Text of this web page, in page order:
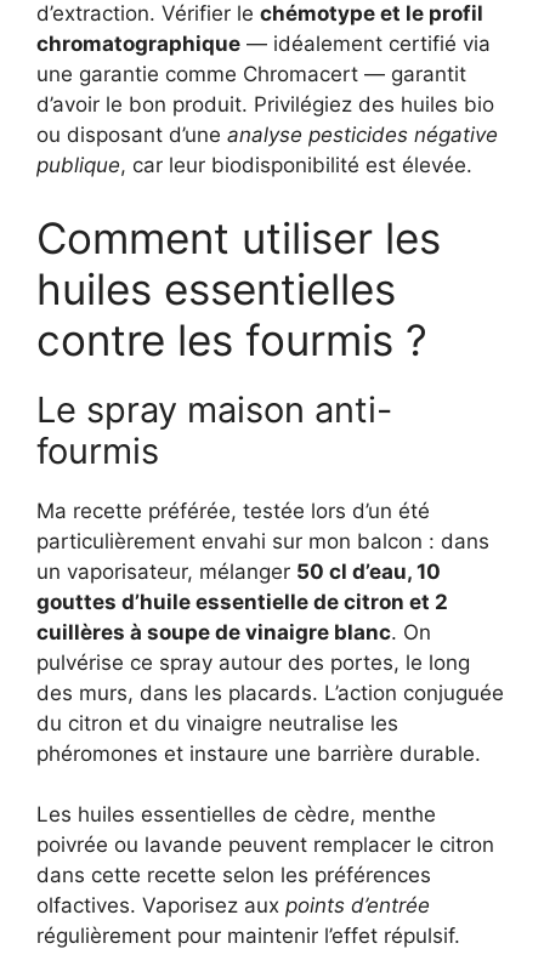
d’extraction. Vérifier le chémotype et le profil
chromatographique — idéalement certifié via
une garantie comme Chromacert — garantit
d’avoir le bon produit. Privilégiez des huiles bio
ou disposant d’une analyse pesticides négative
publique, car leur biodisponibilité est élevée.
Comment utiliser les
huiles essentielles
contre les fourmis ?
Le spray maison anti-
fourmis
Ma recette préférée, testée lors d’un été
particulièrement envahi sur mon balcon : dans
un vaporisateur, mélanger 50 cl d’eau, 10
gouttes d’huile essentielle de citron et 2
cuillères à soupe de vinaigre blanc. On
pulvérise ce spray autour des portes, le long
des murs, dans les placards. L’action conjuguée
du citron et du vinaigre neutralise les
phéromones et instaure une barrière durable.
Les huiles essentielles de cèdre, menthe
poivrée ou lavande peuvent remplacer le citron
dans cette recette selon les préférences
olfactives. Vaporisez aux points d’entrée
régulièrement pour maintenir l’effet répulsif.